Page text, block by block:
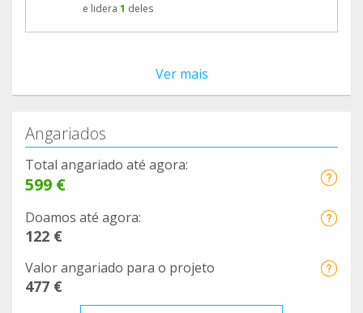
e lidera 1 deles
Ver mais
Angariados
Total angariado até agora:
599 €
Doamos até agora:
122 €
Valor angariado para o projeto
477 €